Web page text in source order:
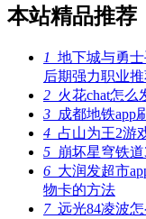
本站精品推荐
1 地下城与勇
后期强力职业
2 火花chat怎么
3 成都地铁app
4 占山为王2游
5 崩坏星穹铁
6 大润发超市
物卡的方法
7远光84凌波怎